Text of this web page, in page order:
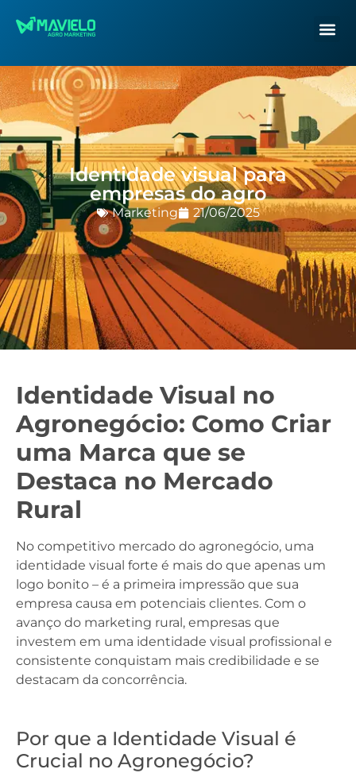
Identidade visual para
empresas do agro
Marketing 21/06/2025
Identidade Visual no
Agronegócio: Como Criar
uma Marca que se
Destaca no Mercado
Rural
No competitivo mercado do agronegócio, uma
identidade visual forte é mais do que apenas um
logo bonito – é a primeira impressão que sua
empresa causa em potenciais clientes. Com o
avanço do marketing rural, empresas que
investem em uma identidade visual profissional e
consistente conquistam mais credibilidade e se
destacam da concorrência.
Por que a Identidade Visual é
Crucial no Agronegócio?